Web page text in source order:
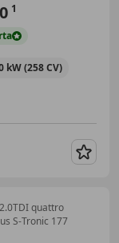
1
kW (258 CV)
2.0TDI quattro
S-Tronic 177